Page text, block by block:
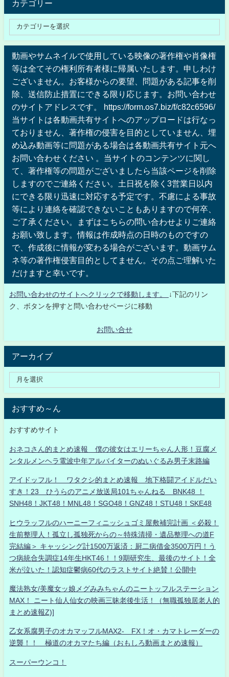
カテゴリー
動画やサムネイルで使用している映像の著作権や肖像権
等は全てその権利所有者様に帰属いたします。申しわけ
ございません。お客様からの要望、問題がある記事を削
除、送信防止措置にできる限り応じます。お問い合わせ
のサイトアドレスです。 https://form.os7.biz/f/c82c6596/
当サイトは各動画共有サイトへのアップロードは行なっ
ておりません、著作権の侵害を目的としていません、埋
め込み動画等に問題がある場合は各動画共有サイト元へ
お問い合わせください 。当サイトのコンテンツに関し
て、著作権等の問題がございましたら当該ページを削除
しますのでご連絡ください。土日祝を除く3営業日以内
にできる限り迅速に対応する予定です。不慮による事故
等により連絡を確認できないこともありますので何卒、
ご了承ください。まずはこちらの問い合わせよりご連絡
お願い致します。情報は作成時点の日時のものですの
で、作成後に情報が変わる場合がございます。動画サム
ネ等の著作権侵害目的としてません。その点ご理解いた
だけますと幸いです。
お問い合わせのサイトへクリックで移動します。
↓下記のリン
ク、ボタンを押すと問い合わせページに移動
お問い合せ
アーカイブ
おすすめ～ん
おすすめサイト
おネコさん的まとめ速報 僕の彼女はエリーちゃん人形！豆腐メ
ンタルメンヘラ電波中年アルバイターのぬいぐるみ男子末路編
アイドッフル！ ワタクシ的まとめ速報 地下格闘アイドルだい
すき！23 ひうらのアニメ放送局101ちゃんねる BNK48 ！
SNH48！JKT48！MNL48！SGO48！GNZ48！STU48！SKE48
ヒウラッフルのハーニーフィニッシュゴミ屋敷補完計画 ＜必殺！
生前整理人！孤立し孤独死からの～特殊清掃・遺品整理への道F
完結編＞ キャッシング計1500万返済：厨二病借金3500万円！う
つ病統合失調症14年生HKT46！！9期研究生、最後のサイト！全
米が泣いた！認知症鬱病60代のラストサイト絶賛！公開中
魔法熟女/美魔女ッ娘メグみみちゃんのニートッフルステーション
MAX！ ニート仙人仙女の映画三昧老後生活！（無職孤独居老人的
まとめ速報Z)]
乙女系腐男子のオカマッフルMAX2- FX！オ・カマトレーダーの
逆襲！！ 極道のオカマたち編（おもしろ動画まとめ速報）
スーパーウンコ！